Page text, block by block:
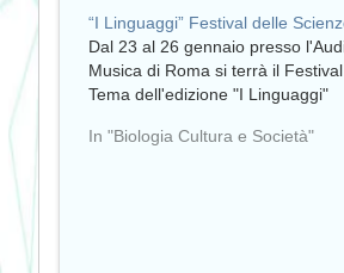
“I Linguaggi” Festival delle
Dal 23 al 26 gennaio presso
Musica di Roma si terrà il
Tema dell'edizione "I Linguaggi"
In "Biologia Cultura e Società"